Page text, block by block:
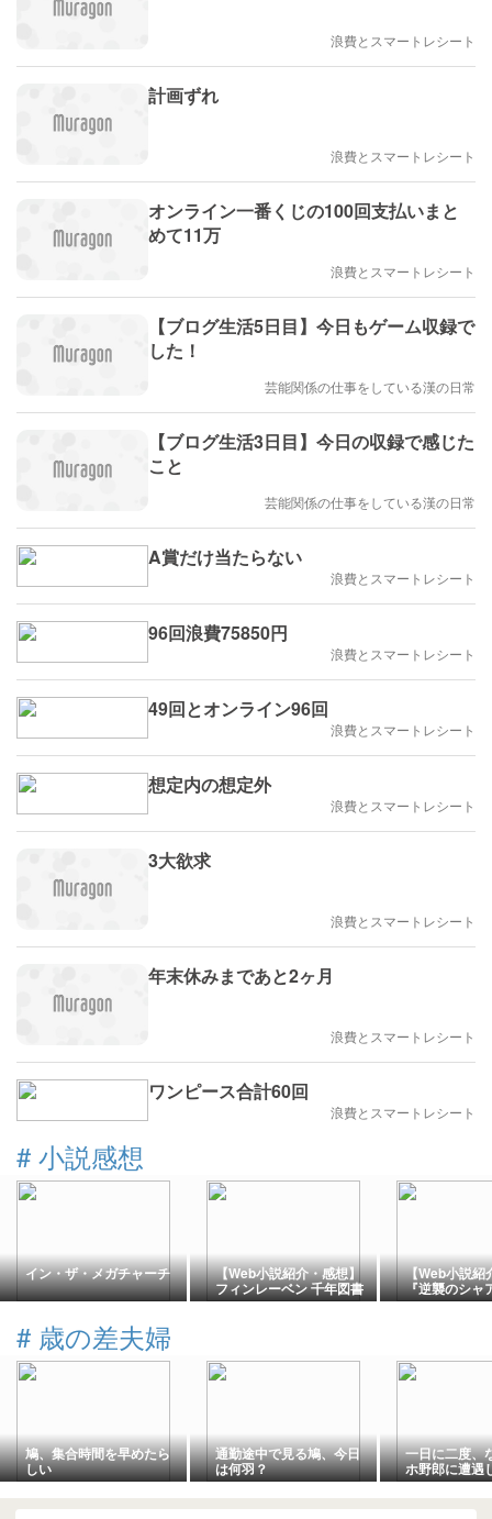
浪費とスマートレシート
計画ずれ
浪費とスマートレシート
オンライン一番くじの100回支払いまと
めて11万
浪費とスマートレシート
【ブログ生活5日目】今日もゲーム収録で
した！
芸能関係の仕事をしている漢の日常
【ブログ生活3日目】今日の収録で感じた
こと
芸能関係の仕事をしている漢の日常
A賞だけ当たらない
浪費とスマートレシート
96回浪費75850円
浪費とスマートレシート
49回とオンライン96回
浪費とスマートレシート
想定内の想定外
浪費とスマートレシート
3大欲求
浪費とスマートレシート
年末休みまであと2ヶ月
浪費とスマートレシート
ワンピース合計60回
浪費とスマートレシート
# 小説感想
イン・ザ・メガチャーチ 【Web小説紹介・感想】
フィンレーベン 千年図書
館の魔法使い【異世界転
【Web小説紹
『逆襲のシャ
に憑依した元
ナハイムと狂
を担がれて逃
# 歳の差夫婦
鳩、集合時間を早めたら
しい
通勤途中で見る鳩、今日
は何羽？
一日に二度、
ホ野郎に遭遇